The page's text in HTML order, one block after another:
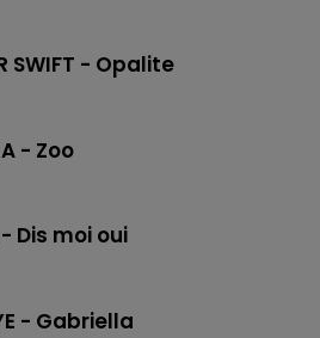
SWIFT - Opalite
- Zoo
- Dis moi oui
- Gabriella